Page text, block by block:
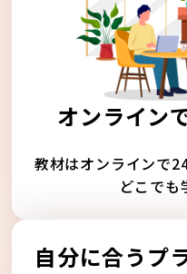
オンライン
教材はオンラインで
どこでも
自分に合うプ